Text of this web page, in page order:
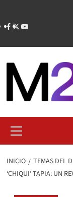
contenido
primario
INICIO TEMAS DEL
‘CHIQUI’ TAPIA: UN